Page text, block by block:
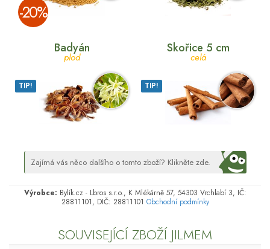
­-20%
Badyán
plod
TIP!
Skořice 5 cm
celá
TIP!
Zajímá vás něco dalšího o tomto zboží? Klikněte zde.
Výrobce: Bylík.cz - Lbros s.r.o., K Mlékárně 57, 54303 Vrchlabí 3, IČ:
28811101, DIČ: 28811101 Obchodní podmínky
SOUVISEJÍCÍ ZBOŽÍ JILMEM